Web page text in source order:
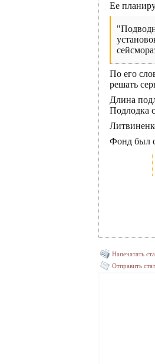
Ее
По его
решать
Длина
Подлодка
Фонд был
Напечатать
Отправить